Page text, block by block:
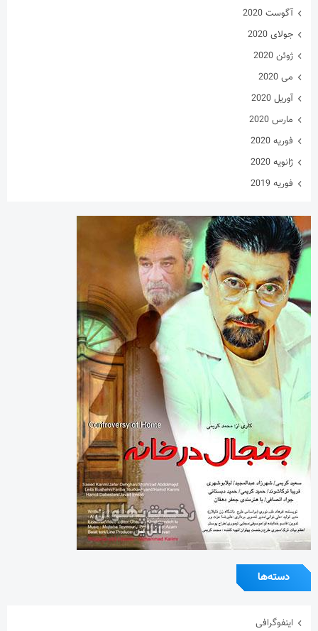
آگوست 2020
جولای 2020
ژوئن 2020
می 2020
آوریل 2020
مارس 2020
فوریه 2020
ژانویه 2020
فوریه 2019
دسته‌ها
اینفوگرافی